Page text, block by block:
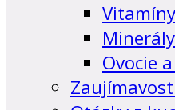
Vitamíny
Minerály
Ovocie